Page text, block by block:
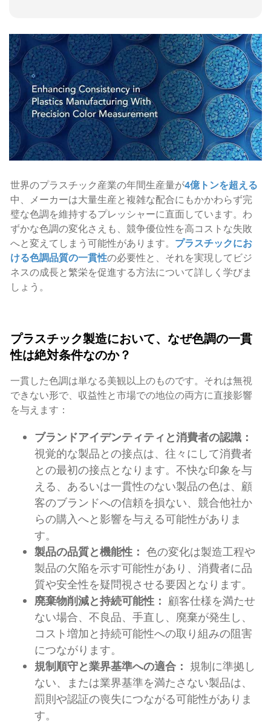
世界のプラスチック産業の年間生産量が4億トンを超える
中、メーカーは大量生産と複雑な配合にもかかわらず完
璧な色調を維持するプレッシャーに直面しています。わ
ずかな色調の変化さえも、競争優位性を高コストな失敗
へと変えてしまう可能性があります。 プラスチックにお
ける色調品質の一貫性の必要性と、それを実現してビジ
ネスの成長と繁栄を促進する方法について詳しく学びま
しょう。
プラスチック製造において、なぜ色調の一貫
性は絶対条件なのか？
一貫した色調は単なる美観以上のものです。それは無視
できない形で、収益性と市場での地位の両方に直接影響
を与えます：
ブランドアイデンティティと消費者の認識：
視覚的な製品との接点は、往々にして消費者
との最初の接点となります。不快な印象を与
える、あるいは一貫性のない製品の色は、顧
客のブランドへの信頼を損ない、競合他社か
らの購入へと影響を与える可能性がありま
す。
製品の品質と機能性： 色の変化は製造工程や
製品の欠陥を示す可能性があり、消費者に品
質や安全性を疑問視させる要因となります。
廃棄物削減と持続可能性： 顧客仕様を満たせ
ない場合、不良品、手直し、廃棄が発生し、
コスト増加と持続可能性への取り組みの阻害
につながります。
規制順守と業界基準への適合： 規制に準拠し
ない、または業界基準を満たさない製品は、
罰則や認証の喪失につながる可能性がありま
す。